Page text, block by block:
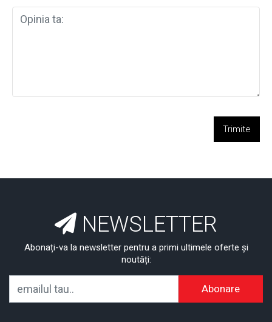
Trimite
NEWSLETTER
Abonați-va la newsletter pentru a primi ultimele oferte și
noutăți:
Abonare